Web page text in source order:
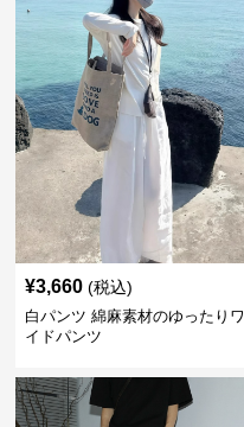
¥3,660 (税込)
白パンツ 綿麻素材のゆったりワ
イドパンツ